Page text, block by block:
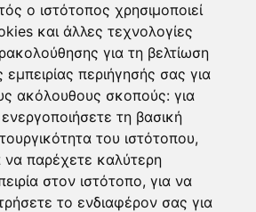
ο ιστότοπος χρησιμοποιεί
και άλλες τεχνολογίες
για τη βελτίωση
εμπειρίας περιήγησής σας για
ακόλουθους σκοπούς: για
τη βασική
του ιστότοπου,
να παρέχετε καλύτερη
στον ιστότοπο, για να
το ενδιαφέρον σας για
|SNG Services
Όροι Χρήσης |Δήλωση
|
Περιεχόμενο
για τα Cookies
με τη σύσταση (ΕΕ)
334|Ταυτότητα
|WEB TV| LIVE